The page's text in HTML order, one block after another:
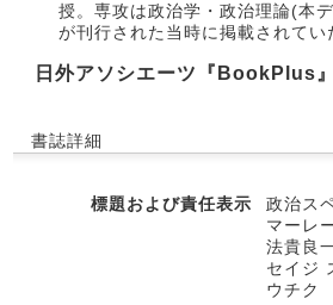
授。専攻は政治学・政治理論(本
が刊行された当時に掲載されてい
日外アソシエーツ『BookPlus
書誌詳細
標題および責任表示
政治ス
マーレ
法貴良
セイジ
ウチク